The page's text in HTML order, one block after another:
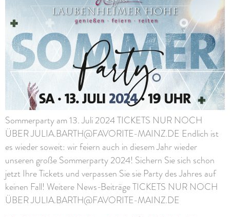
Sommerparty am 13. Juli 2024 TICKETS NUR NOCH
ÜBER JULIA.BARTH@FAVORITE-MAINZ.DE Endlich ist
es wieder soweit: wir feiern auch in diesem Jahr wieder
unseren große Sommerparty 2024! Sichern Sie sich schon
jetzt Ihre Tickets und verpassen Sie sie Party des Jahres auf
keinen Fall! Weitere News-Beiträge TICKETS NUR NOCH
ÜBER JULIA.BARTH@FAVORITE-MAINZ.DE